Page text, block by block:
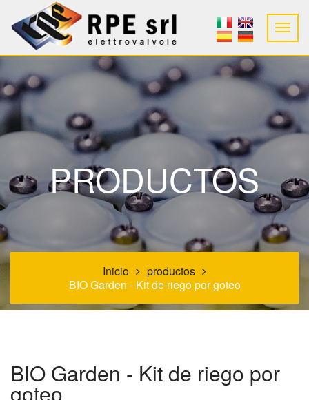
PRODUCTOS
Inicio
productos
BIO Garden - Kit de riego por goteo
BIO Garden - Kit de riego por
goteo